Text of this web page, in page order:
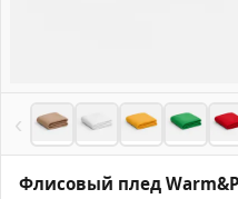
‹
Флисовый плед